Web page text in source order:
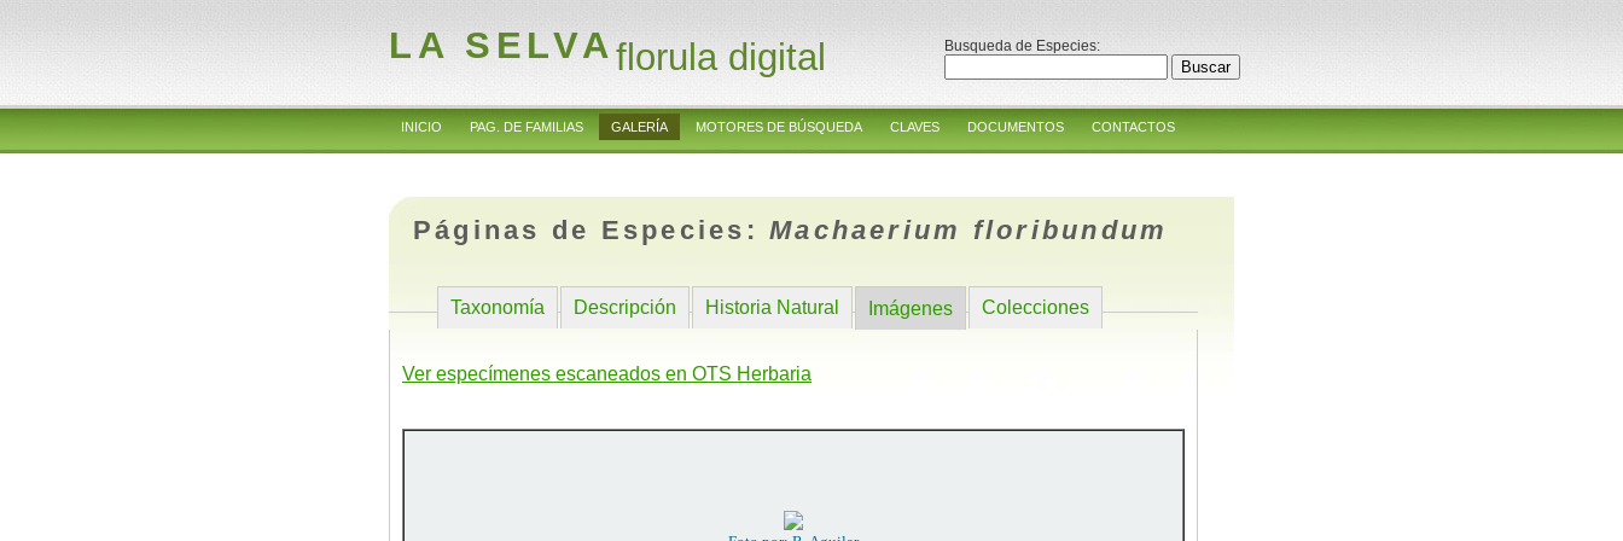
LA SELVAflorula digital Busqueda de Especies:
INICIO PAG. DE FAMILIAS GALERÍA MOTORES DE BÚSQUEDA CLAVES DOCUMENTOS CONTACTOS
Páginas de Especies:Machaerium floribundum
Taxonomía Descripción Historia Natural Imágenes Colecciones
Ver especímenes escaneados en OTS Herbaria